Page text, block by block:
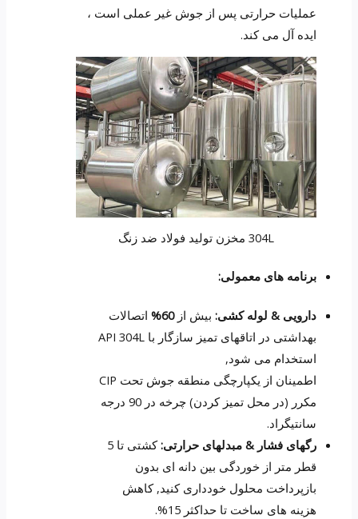
عملیات حرارتی پس از جوش غیر عملی است ،
ایده آل می کند.
304L مخزن تولید فولاد ضد زنگ
برنامه های معمولی:
دارویی & لوله کشی:بیش از60%
اتصالات
بهداشتی در اتاقهای تمیز سازگار با API 304L
استخدام می شود,
اطمینان از یکپارچگی منطقه جوش تحت CIP
مکرر (در محل تمیز کردن) چرخه در 90 درجه
سانتیگراد.
رگهای فشار & مبدلهای حرارتی:
کشتی تا 5
قطر متر از خوردگی بین دانه ای بدون
بازپرداخت محلول خودداری کنید, کاهش
هزینه های ساخت تا حداکثر 15%.